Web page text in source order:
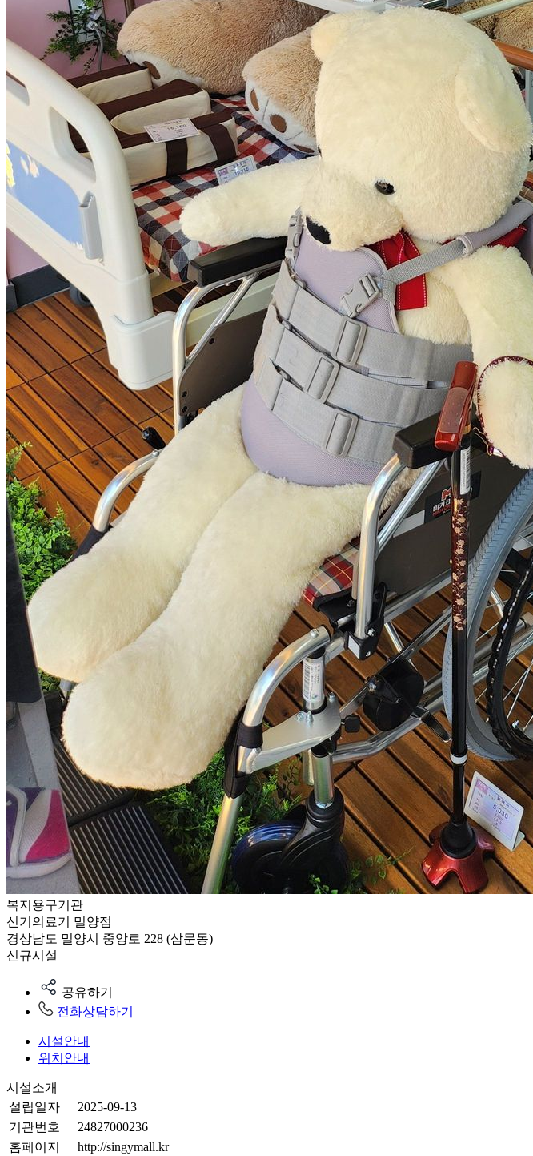
복지용구기관
신기의료기 밀양점
경상남도 밀양시 중앙로 228 (삼문동)
신규시설
공유하기
전화상담하기
시설안내
위치안내
시설소개
설립일자
2025-09-13
기관번호
24827000236
홈페이지
http://singymall.kr